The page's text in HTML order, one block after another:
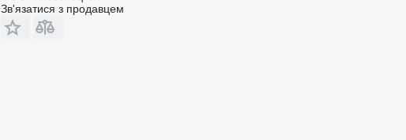
Зв'язатися з продавцем